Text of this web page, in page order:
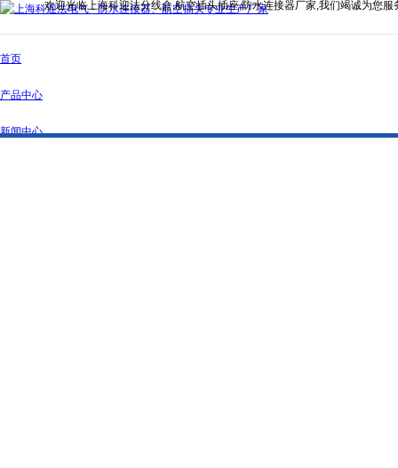
欢迎光临上海科迎法分线盒,航空插头插座,防水连接器厂家,我们竭诚为您服
首页
产品中心
新闻中心